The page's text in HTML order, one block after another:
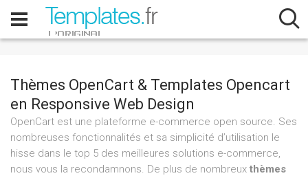
Thèmes OpenCart & Templates Opencart
en Responsive Web Design
OpenCart est une plateforme e-commerce open source. Ses
nombreuses fonctionnalités et sa simplicité d’utilisation le
hisse dans le top 5 des meilleures solutions e-commerce,
nous vous la recondamnons. De plus de nombreux thèmes